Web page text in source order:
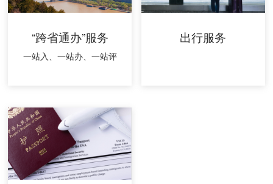
“跨省通办”服务
一站入、一站办、一站评
出行服务